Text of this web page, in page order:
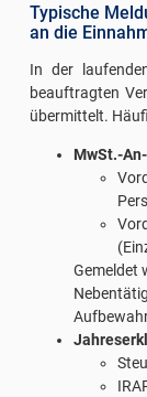
Typische
an die
In der
beauftragten
übermittelt.
MwSt.-
Gemeldet